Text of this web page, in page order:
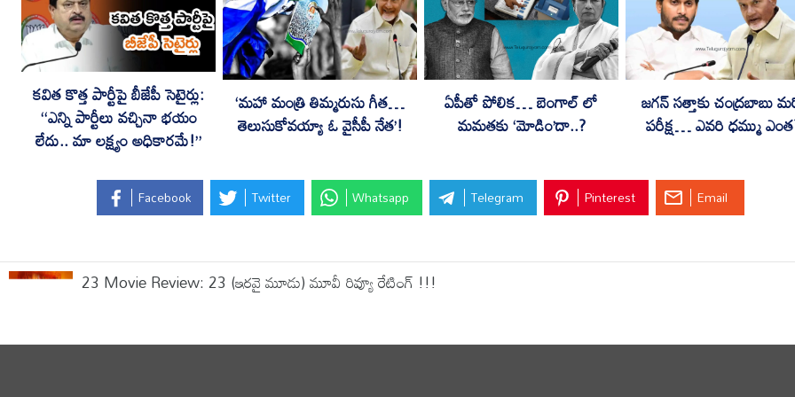
కవిత కొత్త పార్టీపై బీజేపీ సెటైర్లు:
“ఎన్ని పార్టీలు వచ్చినా భయం
లేదు.. మా లక్ష్యం అధికారమే!”
‘మహా మంత్రి తిమ్మరుసు గీత…
తెలుసుకోవయ్యా ఓ వైసీపీ నేత’!
ఏపీతో పోలిక… బెంగాల్ లో
మమతకు ‘మోడిం’దా..?
జగన్ సత్తాకు చంద్రబాబు
పరీక్ష… ఎవరి ధమ్ము
Facebook Twitter Whatsapp Telegram Pinterest Email
23 Movie Review: 23 (ఇరవై మూడు) మూవీ రివ్యూ రేటింగ్ !!!